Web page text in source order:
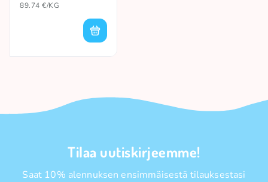
89.74 €/KG
Tilaa uutiskirjeemme!
Saat 10% alennuksen ensimmäisestä tilauksestasi